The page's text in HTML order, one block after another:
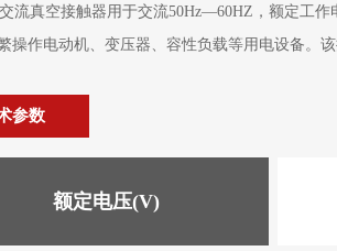
流真空接触器用于交流50Hz—60HZ，额定工
操作电动机、变压器、容性负载等用电设备。
参数
额定电压(V)